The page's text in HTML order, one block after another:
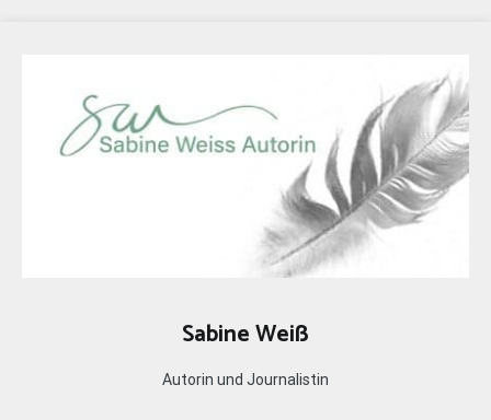
Sabine Weiß
Autorin und Journalistin